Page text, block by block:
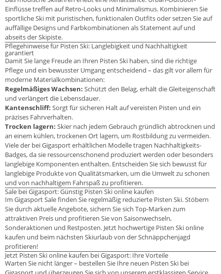
Einflüsse treffen auf Retro-Looks und Minimalismus. Kombinieren Sie
sportliche Ski mit puristischen, funktionalen Outfits oder setzen Sie auf
auffällige Designs und Farbkombinationen als Statement auf und
abseits der Skipiste.
Pflegehinweise für Pisten Ski: Langlebigkeit und Nachhaltigkeit
garantiert
Damit Sie lange Freude an Ihren Pisten Ski haben, sind die richtige
Pflege und ein bewusster Umgang entscheidend – das gilt vor allem für
moderne Materialkombinationen:
Regelmäßiges Wachsen: Schützt den Belag, erhält die Gleiteigenschaft
und verlängert die Lebensdauer.
Kantenschliff: Sorgt für sicheren Halt auf vereisten Pisten und ein
präzises Fahrverhalten.
Trocken lagern: Skier nach jedem Gebrauch gründlich abtrocknen und
an einem kühlen, trockenen Ort lagern, um Rostbildung zu vermeiden.
Viele der bei Gigasport erhältlichen Modelle tragen Nachhaltigkeits-
Badges, da sie ressourcenschonend produziert werden oder besonders
langlebige Komponenten enthalten. Entscheiden Sie sich bewusst für
langlebige Produkte von Qualitätsmarken, um die Umwelt zu schonen
und von nachhaltigem Fahrspaß zu profitieren.
Sale bei Gigasport: Günstig Pisten Ski online kaufen
Im Gigasport Sale finden Sie regelmäßig reduzierte Pisten Ski. Stöbern
Sie durch aktuelle Angebote, sichern Sie sich Top-Marken zum
attraktiven Preis und profitieren Sie von Saisonwechseln,
Sonderaktionen und Restposten. Jetzt hochwertige Pisten Ski online
kaufen und beim nächsten Skiurlaub von der Schnäppchenjagd
profitieren!
Jetzt Pisten Ski online kaufen bei Gigasport: Ihre Vorteile
Warten Sie nicht länger – bestellen Sie Ihre neuen Pisten Ski bei